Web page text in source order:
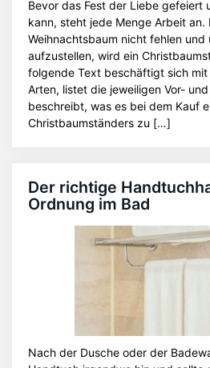
Bevor das Fest der Liebe gefeiert
kann, steht jede Menge Arbeit
Weihnachtsbaum nicht fehlen und
aufzustellen, wird ein
folgende Text beschäftigt sich
Arten, listet die jeweiligen Vor-
beschreibt, was es bei dem Kauf
Christbaumständers zu […]
Der richtige
Ordnung im Bad
Nach der Dusche oder der